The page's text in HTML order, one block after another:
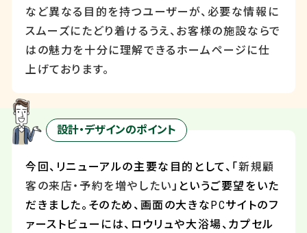
など異なる目的を持つユーザーが、必要な情報に
スムーズにたどり着けるうえ、お客様の施設ならで
はの魅力を十分に理解できるホームページに仕
上げております。
設計・デザインのポイント
今回、リニューアルの主要な目的として、「新規顧
客の来店・予約を増やしたい」というご要望をいた
だきました。そのため、画面の大きなPCサイトのフ
ァーストビューには、ロウリュや大浴場、カプセル